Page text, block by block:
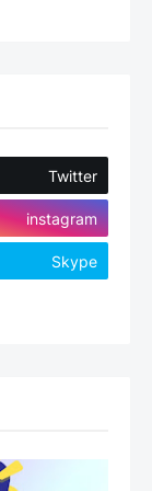
Twitter
instagram
Skype